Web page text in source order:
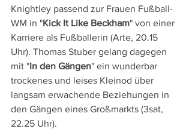
Knightley passend zur Frauen Fußball-
WM in "Kick It Like Beckham" von einer
Karriere als Fußballerin (Arte, 20.15
Uhr). Thomas Stuber gelang dagegen
mit "In den Gängen" ein wunderbar
trockenes und leises Kleinod über
langsam erwachende Beziehungen in
den Gängen eines Großmarkts (3sat,
22.25 Uhr).